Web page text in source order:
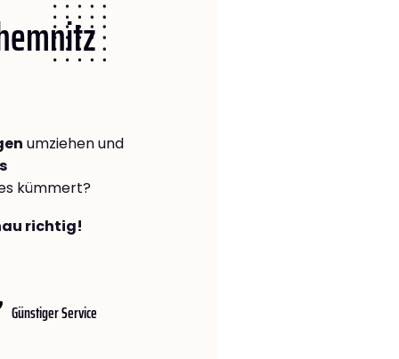
umziehen und
kümmert?
richtig!
Günstiger Service